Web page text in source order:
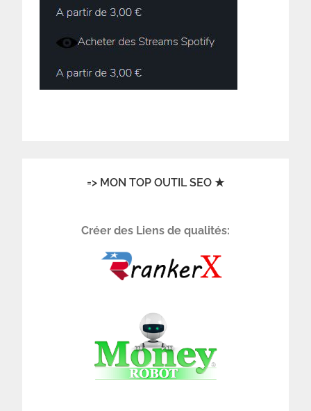
=> MON TOP OUTIL SEO ★
Créer des Liens de qualités: